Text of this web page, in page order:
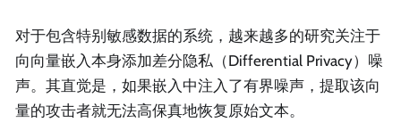
对于包含特别敏感数据的系统，越来越多的研究关注于
向向量嵌入本身添加差分隐私（Differential Privacy）噪
声。其直觉是，如果嵌入中注入了有界噪声，提取该向
量的攻击者就无法高保真地恢复原始文本。